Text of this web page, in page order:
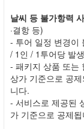
날씨 등 불가항력
·결항 등)
- 투어 일정 변경이
/ 1인 / 1투어당 발생
- 패키지 상품 또는
상가 기준으로 공
니다.
- 서비스로 제공된
가 기준으로 공제